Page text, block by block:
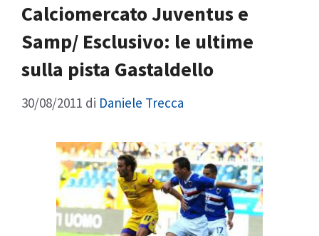
Calciomercato Juventus e
Samp/ Esclusivo: le ultime
sulla pista Gastaldello
30/08/2011 di Daniele Trecca